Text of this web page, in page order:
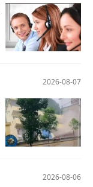
2026-08-07
2026-08-06